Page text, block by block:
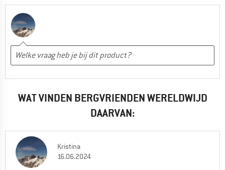
WAT VINDEN BERGVRIENDEN WERELDWIJD
DAARVAN:
Kristina
16.06.2024